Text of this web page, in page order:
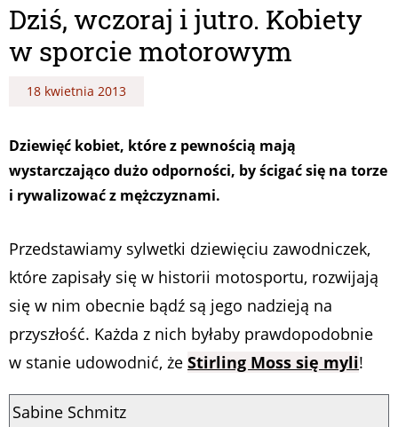
Dziś, wczoraj i jutro. Kobiety
w sporcie motorowym
18 kwietnia 2013
Dziewięć kobiet, które z pewnością mają
wystarczająco dużo odporności, by ścigać się na torze
i rywalizować z mężczyznami.
Przedstawiamy sylwetki dziewięciu zawodniczek,
które zapisały się w historii motosportu, rozwijają
się w nim obecnie bądź są jego nadzieją na
przyszłość. Każda z nich byłaby prawdopodobnie
w stanie udowodnić, że Stirling Moss się myli!
Sabine Schmitz